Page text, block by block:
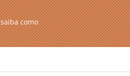
saiba como